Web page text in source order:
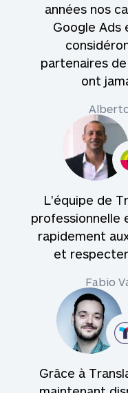
années nos
Google Ads
partenaires
ont
L'équipe de
professionnelle
rapidement
et
Fabio
Grâce à